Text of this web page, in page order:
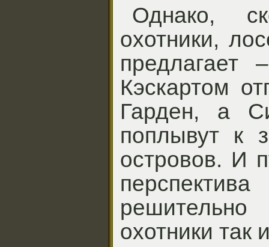
Однако,
охотники,
предлагает
Кэскартом
Гарден, а
поплывут к
островов. И
охотники так